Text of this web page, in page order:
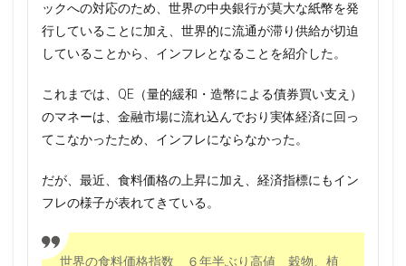
ックへの対応のため、世界の中央銀行が莫大な紙幣を発
行していることに加え、世界的に流通が滞り供給が切迫
していることから、インフレとなることを紹介した。
これまでは、QE（量的緩和・造幣による債券買い支え）
のマネーは、金融市場に流れ込んでおり実体経済に回っ
てこなかったため、インフレにならなかった。
だが、最近、食料価格の上昇に加え、経済指標にもイン
フレの様子が表れてきている。
世界の食料価格指数 ６年半ぶり高値 穀物、植